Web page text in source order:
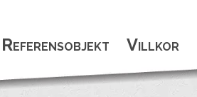
Referensobjekt Villkor